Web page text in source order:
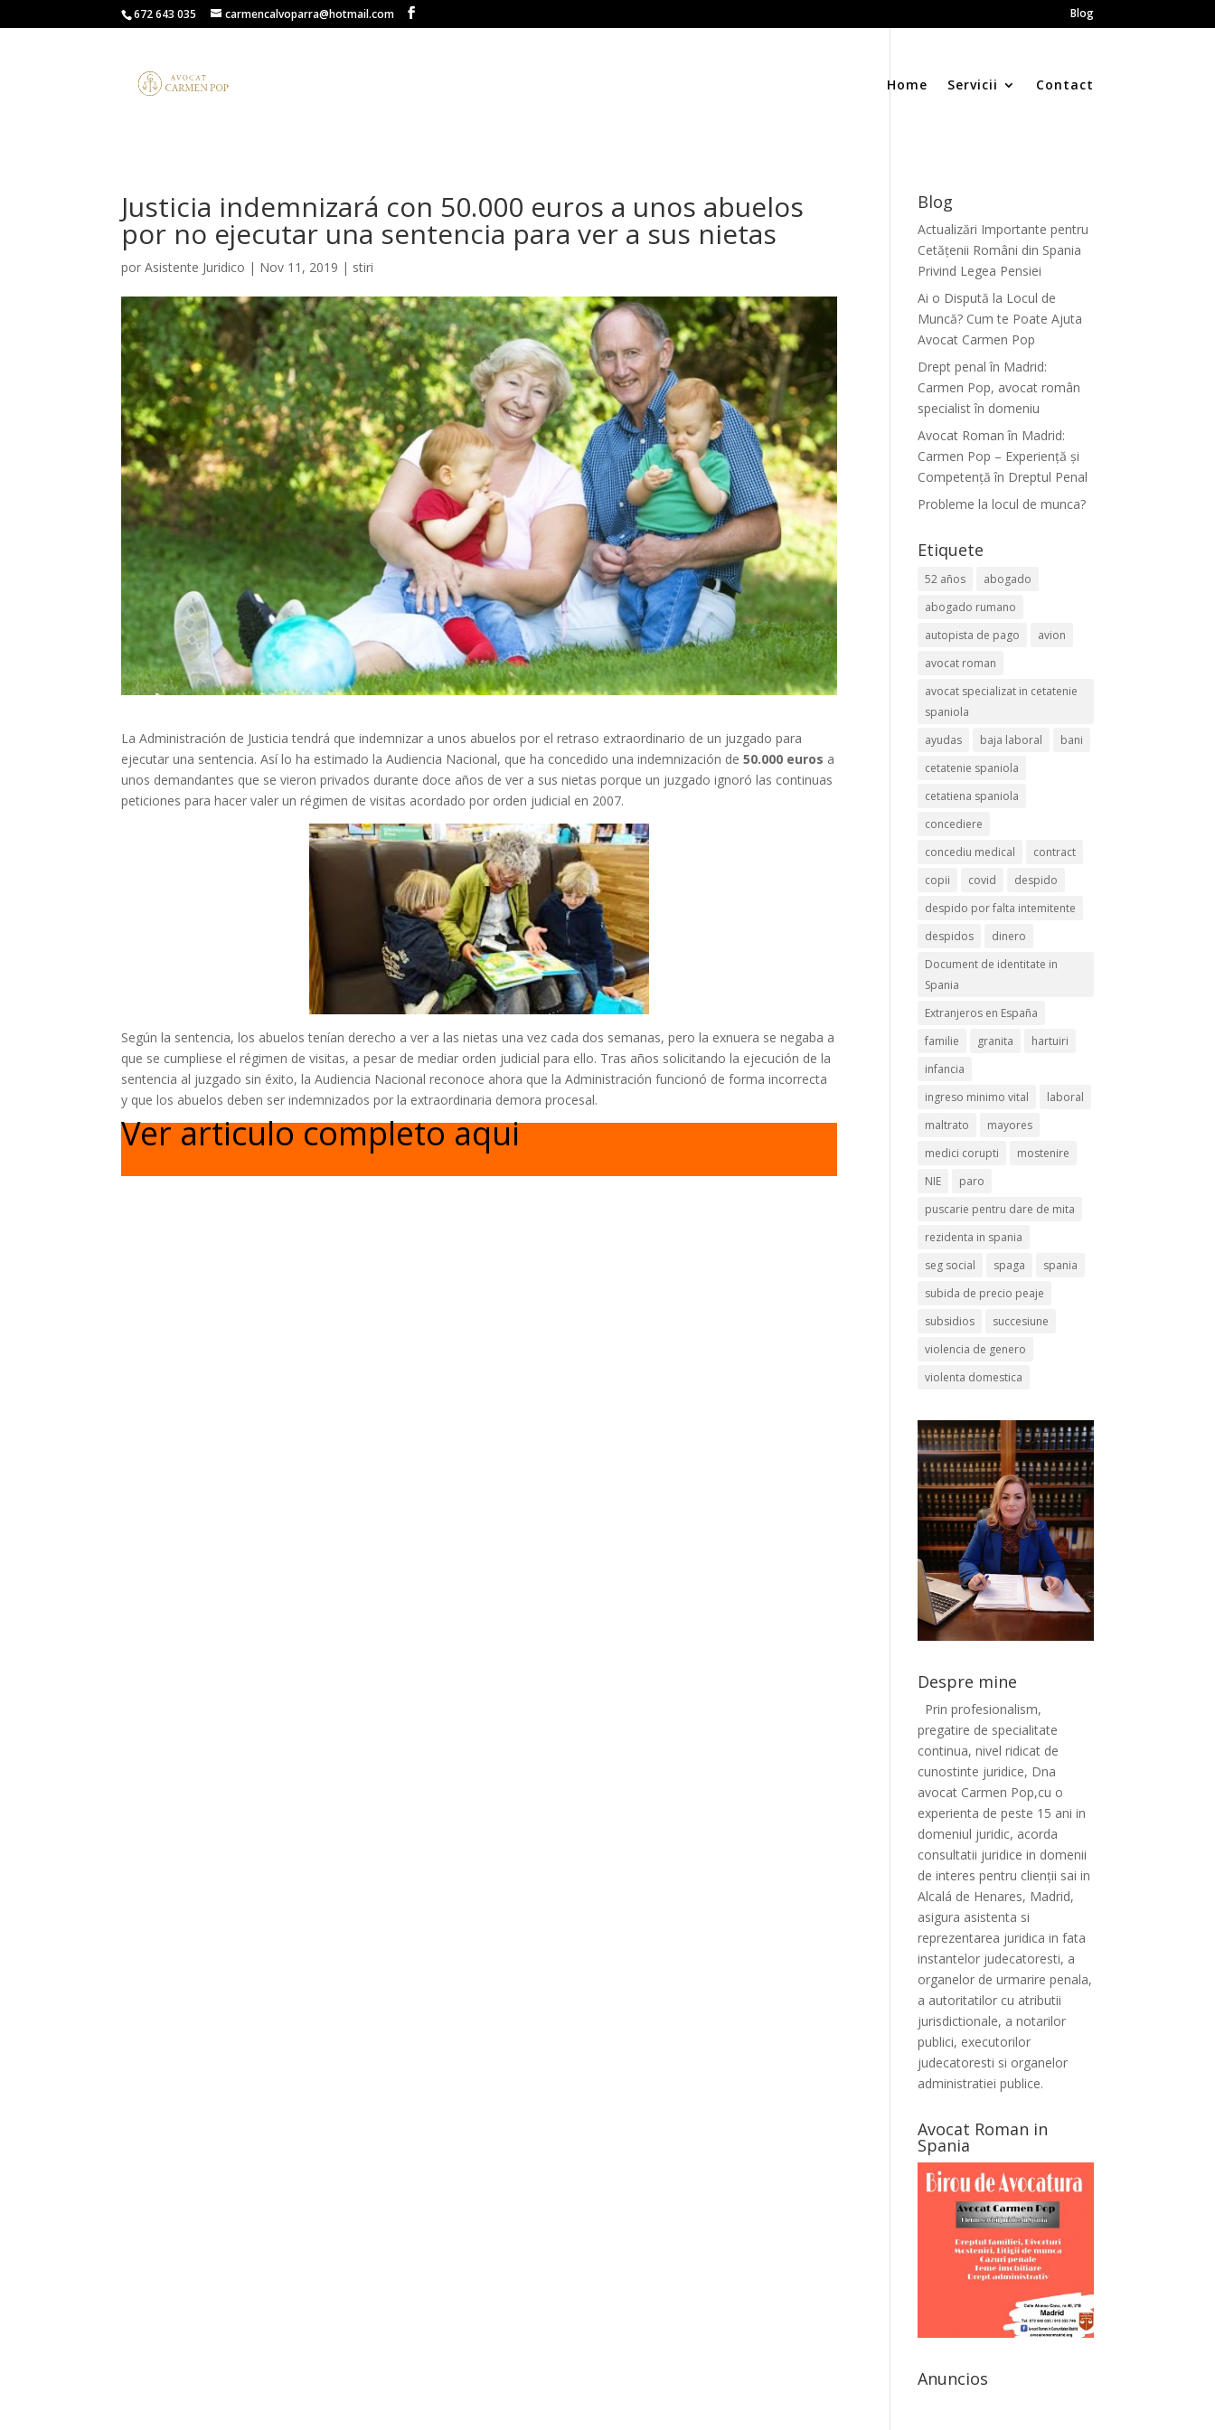
672 643 035 carmencalvoparra@hotmail.com Blog
Home Servicii Contact
Justicia indemnizará con 50.000 euros a unos abuelos
por no ejecutar una sentencia para ver a sus nietas
porAsistente Juridico | Nov 11, 2019 | stiri
La Administración de Justicia tendrá que indemnizar a unos abuelos por el retraso extraordinario de un juzgado para
ejecutar una sentencia. Así lo ha estimado la Audiencia Nacional, que ha concedido una indemnización de 50.000 euros a
unos demandantes que se vieron privados durante doce años de ver a sus nietas porque un juzgado ignoró las continuas
peticiones para hacer valer un régimen de visitas acordado por orden judicial en 2007.
Según la sentencia, los abuelos tenían derecho a ver a las nietas una vez cada dos semanas, pero la exnuera se negaba a
que se cumpliese el régimen de visitas, a pesar de mediar orden judicial para ello. Tras años solicitando la ejecución de la
sentencia al juzgado sin éxito, la Audiencia Nacional reconoce ahora que la Administración funcionó de forma incorrecta
y que los abuelos deben ser indemnizados por la extraordinaria demora procesal.
Ver articulo completo aqui
Blog
Actualizări Importante pentru
Cetățenii Români din Spania
Privind Legea Pensiei
Ai o Dispută la Locul de
Muncă? Cum te Poate Ajuta
Avocat Carmen Pop
Drept penal în Madrid:
Carmen Pop, avocat român
specialist în domeniu
Avocat Roman în Madrid:
Carmen Pop – Experiență și
Competență în Dreptul Penal
Probleme la locul de munca?
Etiquete
52 años
abogado
abogado rumano
autopista de pago
avion
avocat roman
avocat specializat in cetatenie
spaniola
ayudas
baja laboral
bani
cetatenie spaniola
cetatiena spaniola
concediere
concediu medical
contract
copii
covid
despido
despido por falta intemitente
despidos
dinero
Document de identitate in
Spania
Extranjeros en España
familie
granita
hartuiri
infancia
ingreso minimo vital
laboral
maltrato
mayores
medici corupti
mostenire
NIE
paro
puscarie pentru dare de mita
rezidenta in spania
seg social
spaga
spania
subida de precio peaje
subsidios
succesiune
violencia de genero
violenta domestica
Despre mine
Prin profesionalism,
pregatire de specialitate
continua, nivel ridicat de
cunostinte juridice, Dna
avocat Carmen Pop,cu o
experienta de peste 15 ani in
domeniul juridic, acorda
consultatii juridice in domenii
de interes pentru clienții sai in
Alcalá de Henares, Madrid,
asigura asistenta si
reprezentarea juridica in fata
instantelor judecatoresti, a
organelor de urmarire penala,
a autoritatilor cu atributii
jurisdictionale, a notarilor
publici, executorilor
judecatoresti si organelor
administratiei publice.
Avocat Roman in
Spania
Anuncios